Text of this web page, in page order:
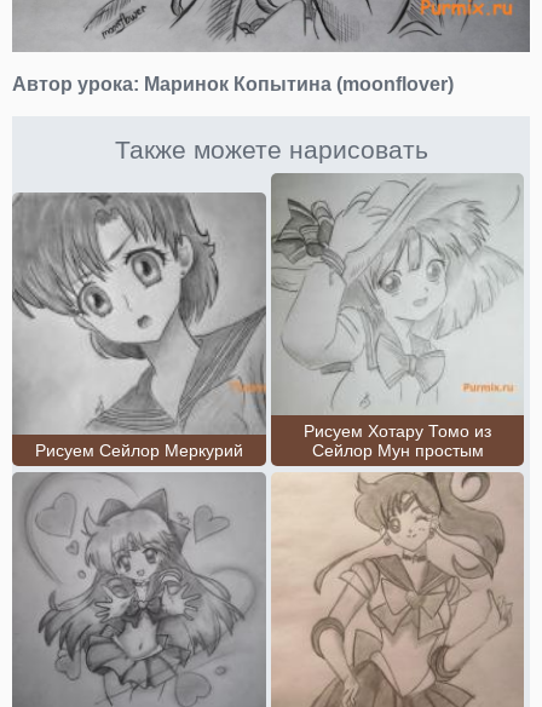
Автор урока: Маринок Копытина (moonflover)
Также можете нарисовать
Рисуем Сейлор Меркурий
Рисуем Хотару Томо из
Сейлор Мун простым